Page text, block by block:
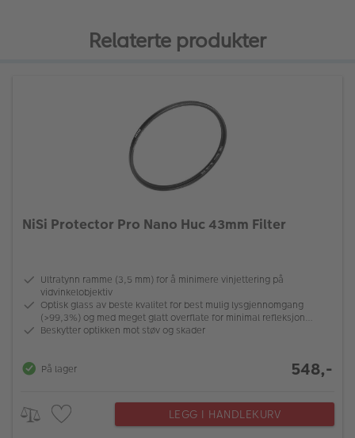
Relaterte produkter
NiSi Protector Pro Nano Huc 43mm Filter
Ultratynn ramme (3,5 mm) for å minimere vinjettering på
vidvinkelobjektiv
Optisk glass av beste kvalitet for best mulig lysgjennomgang
(>99,3%) og med meget glatt overflate for minimal refleksjon
(0,3%)
Beskytter optikken mot støv og skader
På lager 548,-
LEGG I HANDLEKURV